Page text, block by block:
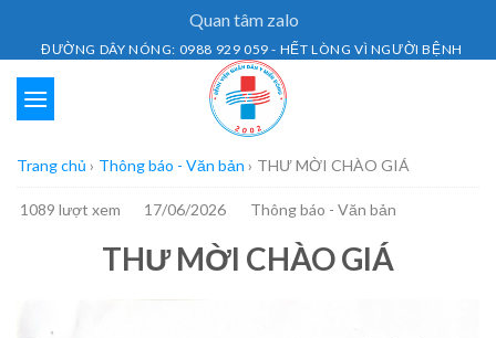
Quan tâm zalo
ĐƯỜNG DÂY NÓNG: 0988 929 059 - HẾT LÒNG VÌ NGƯỜI BỆNH
Trang chủ › Thông báo - Văn bản › THƯ MỜI CHÀO GIÁ
1089 lượt xem 17/06/2026 Thông báo - Văn bản
THƯ MỜI CHÀO GIÁ